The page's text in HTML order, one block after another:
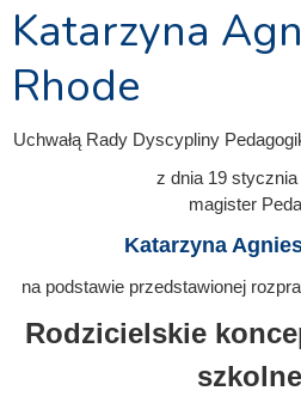
Katarzyna
Rhode
Uchwałą Rady Dyscypliny
z dnia 19 stycznia
magister
Katarzyna
na podstawie przedstawionej
Rodzicielskie